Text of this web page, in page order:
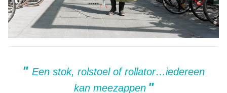
Een stok, rolstoel of rollator…iedereen
kan meezappen